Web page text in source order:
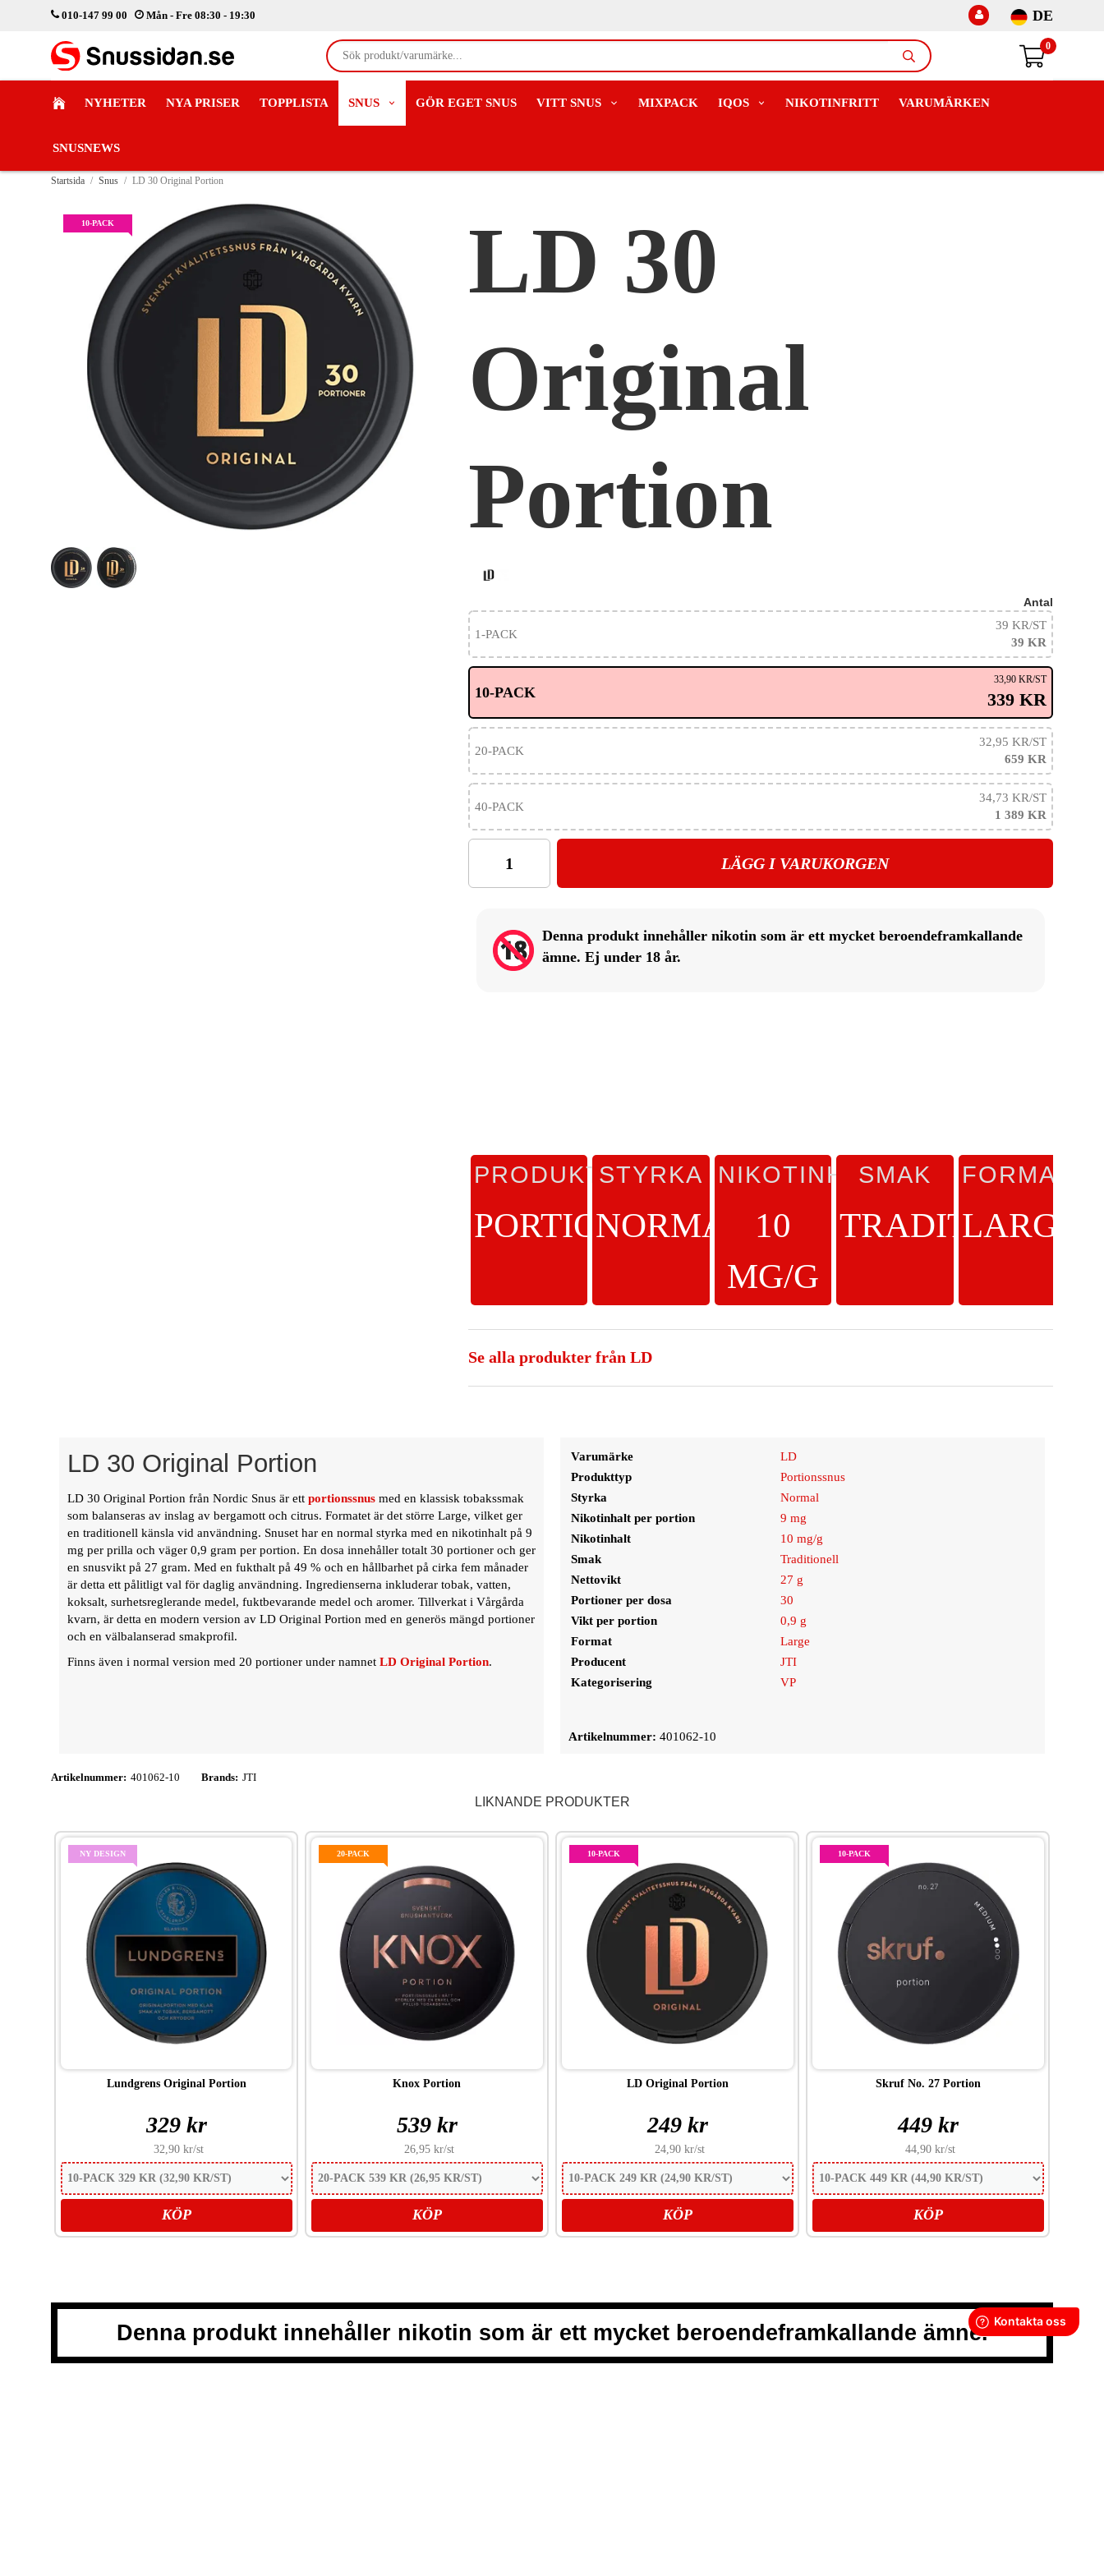
010-147 99 00 Mån - Fre 08:30 - 19:30 DE
0
NYHETER NYA PRISER TOPPLISTA SNUS GÖR EGET SNUS VITT SNUS MIXPACK IQOS NIKOTINFRITT VARUMÄRKEN
SNUSNEWS
Startsida / Snus / LD 30 Original Portion
10-PACK
LD 30
Original
Portion
Antal
1-PACK
39 KR
39 KR/ST
10-PACK 339 KR
33,90 KR/ST
20-PACK
659 KR
32,95 KR/ST
40-PACK
1 389 KR
34,73 KR/ST
LÄGG I VARUKORGEN
Denna produkt innehåller nikotin som är ett mycket beroendeframkallande
ämne. Ej under 18 år.
PRODUKTTYP
PORTIONSSNUS
STYRKA
NORMAL
NIKOTINHALT
10
MG/G
SMAK
TRADITIONELL
FORMAT
LARGE
Se alla produkter från LD
LD 30 Original Portion
LD 30 Original Portion från Nordic Snus är ett portionssnus med en klassisk tobakssmak
som balanseras av inslag av bergamott och citrus. Formatet är det större Large, vilket ger
en traditionell känsla vid användning. Snuset har en normal styrka med en nikotinhalt på 9
mg per prilla och väger 0,9 gram per portion. En dosa innehåller totalt 30 portioner och ger
en snusvikt på 27 gram. Med en fukthalt på 49 % och en hållbarhet på cirka fem månader
är detta ett pålitligt val för daglig användning. Ingredienserna inkluderar tobak, vatten,
koksalt, surhetsreglerande medel, fuktbevarande medel och aromer. Tillverkat i Vårgårda
kvarn, är detta en modern version av LD Original Portion med en generös mängd portioner
och en välbalanserad smakprofil.
Finns även i normal version med 20 portioner under namnet LD Original Portion.
Varumärke
LD
Produkttyp
Portionssnus
Styrka
Normal
Nikotinhalt per portion
9 mg
Nikotinhalt
10 mg/g
Smak
Traditionell
Nettovikt
27 g
Portioner per dosa
30
Vikt per portion
0,9 g
Format
Large
Producent
JTI
Kategorisering
VP
Artikelnummer: 401062-10
Artikelnummer: 401062-10 Brands: JTI
LIKNANDE PRODUKTER
NY DESIGN
Lundgrens Original Portion
329 kr
32,90 kr/st
KÖP
20-PACK
Knox Portion
539 kr
26,95 kr/st
KÖP
10-PACK
LD Original Portion
249 kr
24,90 kr/st
KÖP
10-PACK
Skruf No. 27 Portion
449 kr
44,90 kr/st
KÖP
Denna produkt innehåller nikotin som är ett mycket beroendeframkallande ämne.